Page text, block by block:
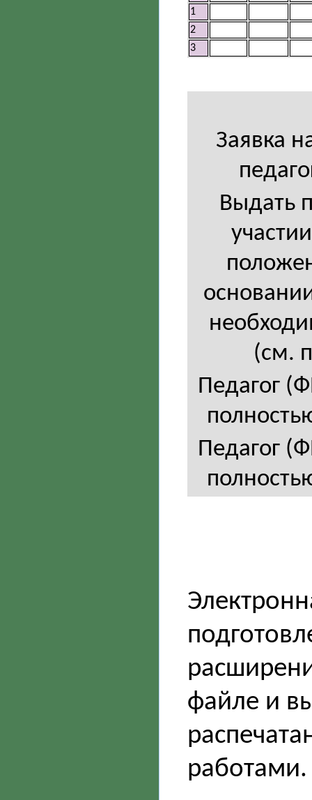
1
2
3
Заявка
Выдать
(см.
Педагог
Педагог
файле и
работами.